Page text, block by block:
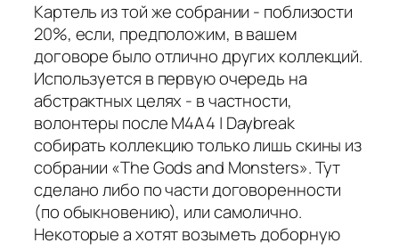
Картель из той же собрании - поблизости
20%, если, предположим, в вашем
договоре было отлично других коллекций.
Используется в первую очередь на
абстрактных целях - в частности,
волонтеры после M4A4 | Daybreak
собирать коллекцию только лишь скины из
собрании «The Gods and Monsters». Тут
сделано либо по части договоренности
(по обыкновению), или самолично.
Некоторые а хотят возыметь доборную